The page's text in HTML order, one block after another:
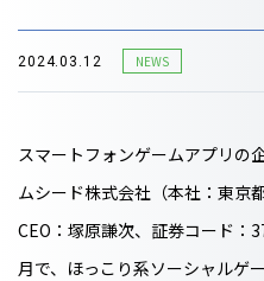
2024.03.12 NEWS
スマートフォンゲームアプリの
ムシード株式会社（本社：東京
CEO：塚原謙次、証券コード：
月で、ほっこり系ソーシャルゲ